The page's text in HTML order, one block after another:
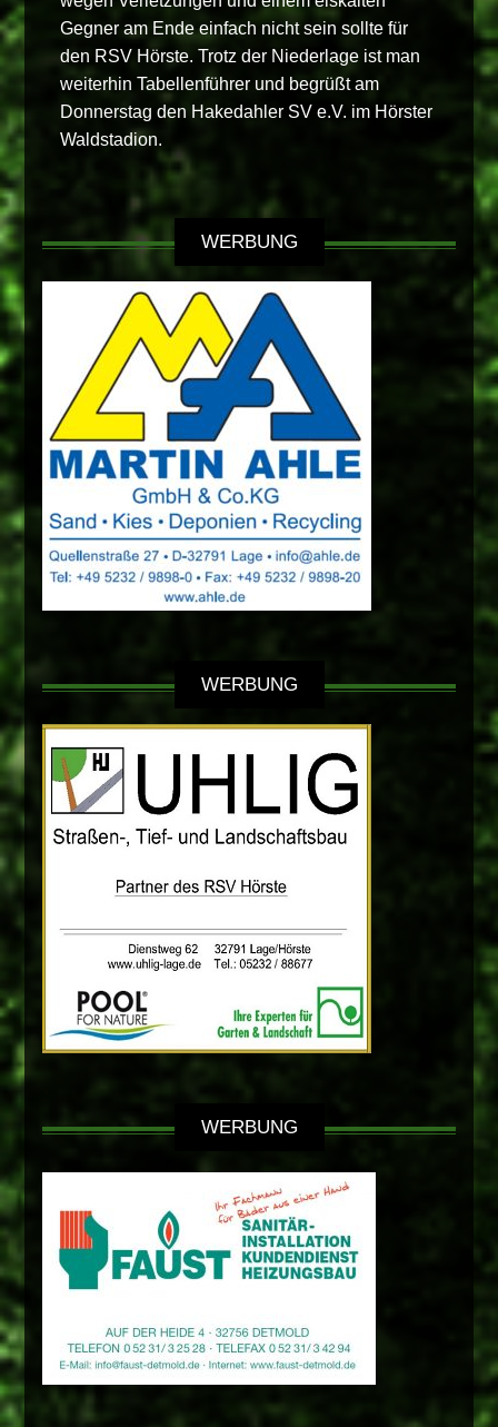
Gegner am Ende einfach nicht sein sollte für
den RSV Hörste. Trotz der Niederlage ist man
weiterhin Tabellenführer und begrüßt am
Donnerstag den Hakedahler SV e.V. im Hörster
Waldstadion.
WERBUNG
WERBUNG
WERBUNG